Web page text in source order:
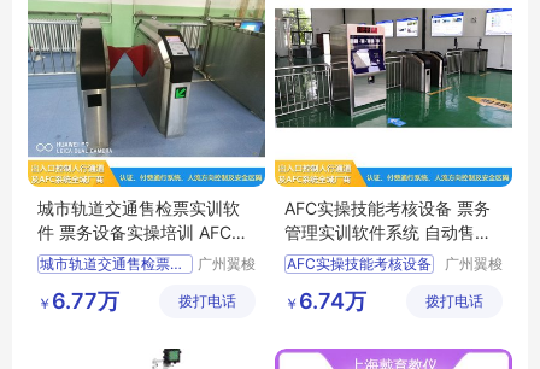
城市轨道交通售检票实训软
件 票务设备实操培训 AFC实
操训练设备
城市轨道交通售检票实训软件
AFC实操训练设备
售检票实操训练设备
广州翼梭
有限公司
￥ 6.77万 拨打电话
AFC实操技能考核设备 票务
管理实训软件系统 自动售票
系统实训
AFC实操技能考核设备
自动售票系统实训
自动售检票实操考核设备
广州翼梭
有限公司
￥ 6.74万 拨打电话